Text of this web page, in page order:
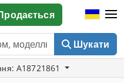
Шукати
A18721861